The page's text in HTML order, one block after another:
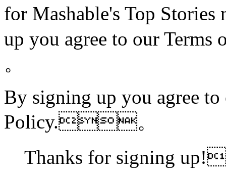
for Mashable's Top
up you agree to our
。
By signing up you agree
Policy.。
Thanks for signing